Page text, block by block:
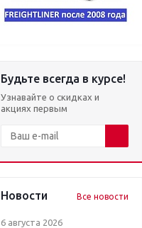
Будьте всегда в курсе!
Узнавайте о скидках и
акциях первым
Новости Все новости
6 августа 2026